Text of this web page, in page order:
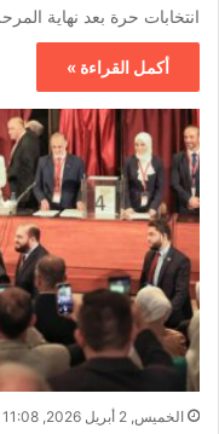
انتخابات حرة بعد نهاية
أكمل القراءة »
الخميس, 2 أبريل 2026, 11:08 ص